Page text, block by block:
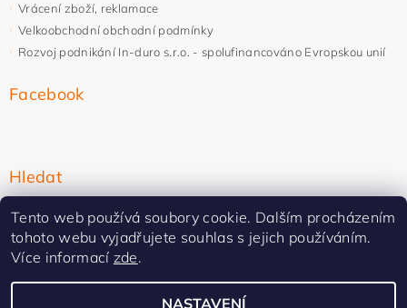
Vrácení zboží, reklamace
Velkoobchodní obchodní podmínky
Rozvoj podnikání In-duro s.r.o. - spolufinancováno Evropskou unií
Facebook
Hledat
Tento web používá soubory cookie. Dalším procházením
tohoto webu vyjadřujete souhlas s jejich používáním.
Více informací zde.
NASTAVENÍ